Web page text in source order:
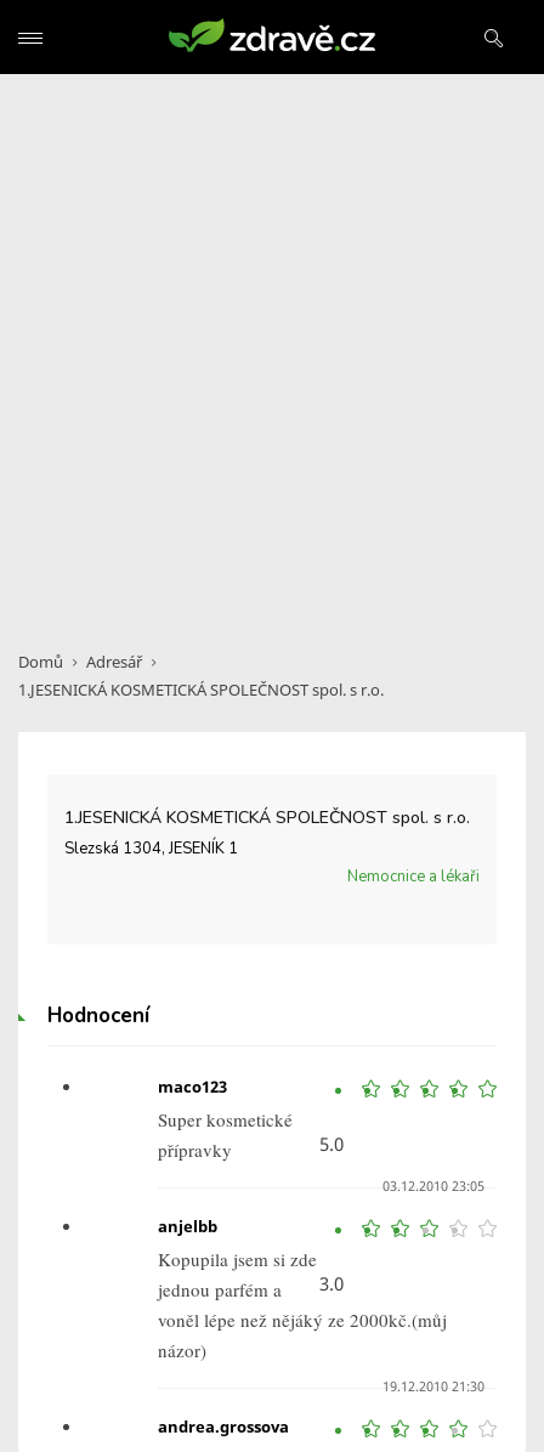
Domů
Adresář
1.JESENICKÁ KOSMETICKÁ SPOLEČNOST spol. s r.o.
1.JESENICKÁ KOSMETICKÁ SPOLEČNOST spol. s r.o.
Slezská 1304, JESENÍK 1
Nemocnice a lékaři
Hodnocení
5.0
maco123
Super kosmetické
přípravky
03.12.2010 23:05
3.0
anjelbb
Kopupila jsem si zde
jednou parfém a
voněl lépe než nějáký ze 2000kč.(můj
názor)
19.12.2010 21:30
andrea.grossova